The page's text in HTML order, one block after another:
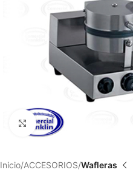
Haga clic para ampliar
Inicio ACCESORIOS Wafleras